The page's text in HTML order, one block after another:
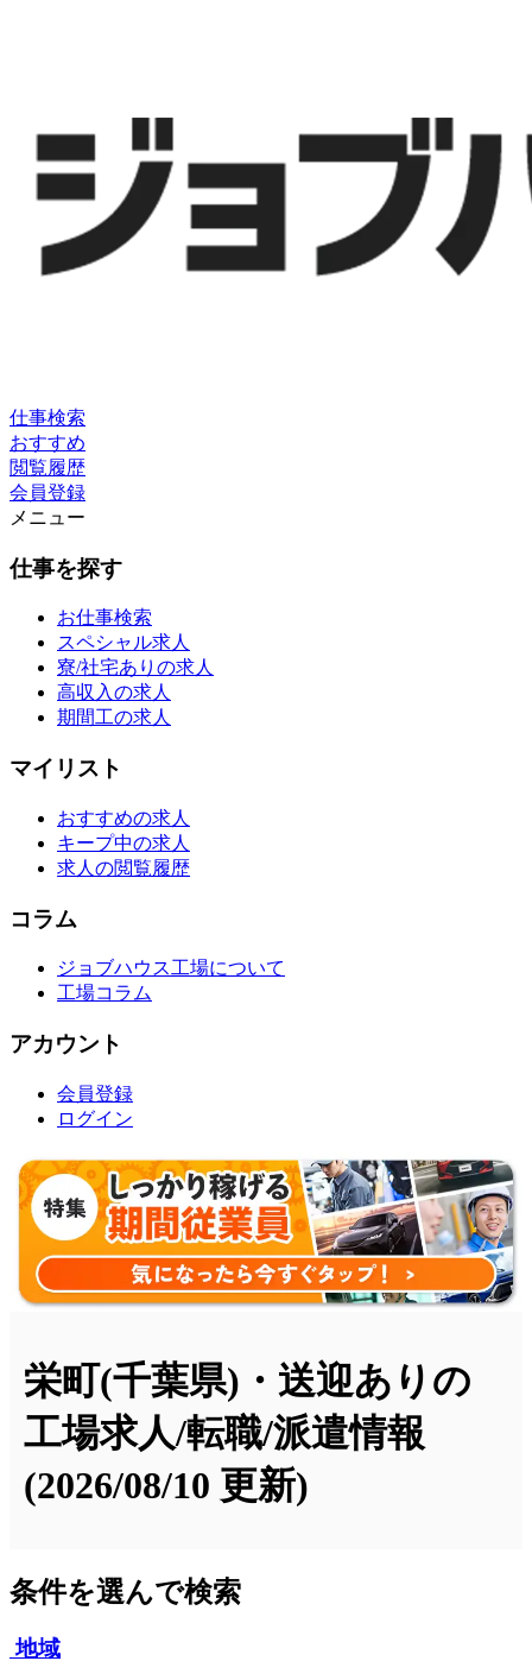
仕事検索
おすすめ
閲覧履歴
会員登録
メニュー
仕事を探す
お仕事検索
スペシャル求人
寮/社宅ありの求人
高収入の求人
期間工の求人
マイリスト
おすすめの求人
キープ中の求人
求人の閲覧履歴
コラム
ジョブハウス工場について
工場コラム
アカウント
会員登録
ログイン
栄町(千葉県)・送迎ありの
工場求人/転職/派遣情報
(2026/08/10 更新)
条件を選んで検索
地域